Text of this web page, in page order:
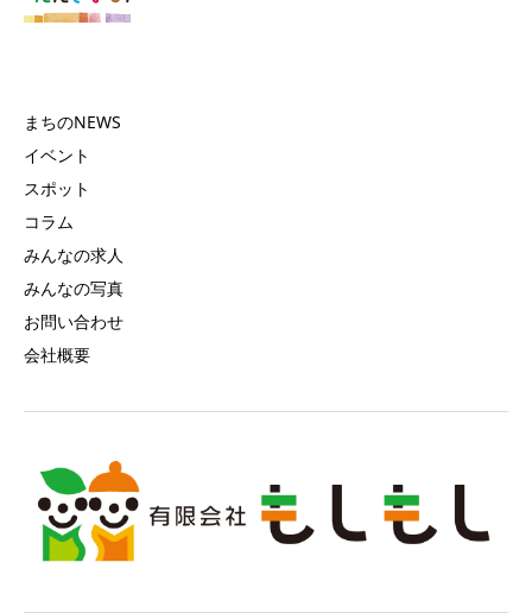
まちのNEWS
イベント
スポット
コラム
みんなの求人
みんなの写真
お問い合わせ
会社概要